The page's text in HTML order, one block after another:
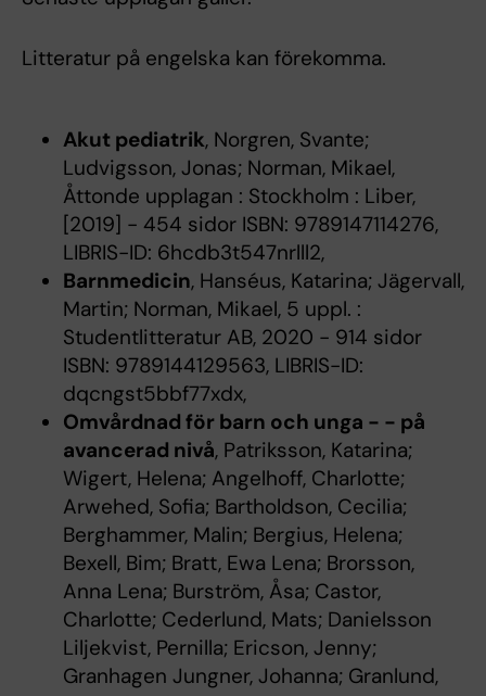
Litteratur på engelska kan förekomma.
Akut pediatrik, Norgren, Svante;
Ludvigsson, Jonas; Norman, Mikael,
Åttonde upplagan : Stockholm : Liber,
[2019] - 454 sidor ISBN: 9789147114276,
LIBRIS-ID: 6hcdb3t547nrlll2,
Barnmedicin, Hanséus, Katarina; Jägervall,
Martin; Norman, Mikael, 5 uppl. :
Studentlitteratur AB, 2020 - 914 sidor
ISBN: 9789144129563, LIBRIS-ID:
dqcngst5bbf77xdx,
Omvårdnad för barn och unga - - på
avancerad nivå, Patriksson, Katarina;
Wigert, Helena; Angelhoff, Charlotte;
Arwehed, Sofia; Bartholdson, Cecilia;
Berghammer, Malin; Bergius, Helena;
Bexell, Bim; Bratt, Ewa Lena; Brorsson,
Anna Lena; Burström, Åsa; Castor,
Charlotte; Cederlund, Mats; Danielsson
Liljekvist, Pernilla; Ericson, Jenny;
Granhagen Jungner, Johanna; Granlund,